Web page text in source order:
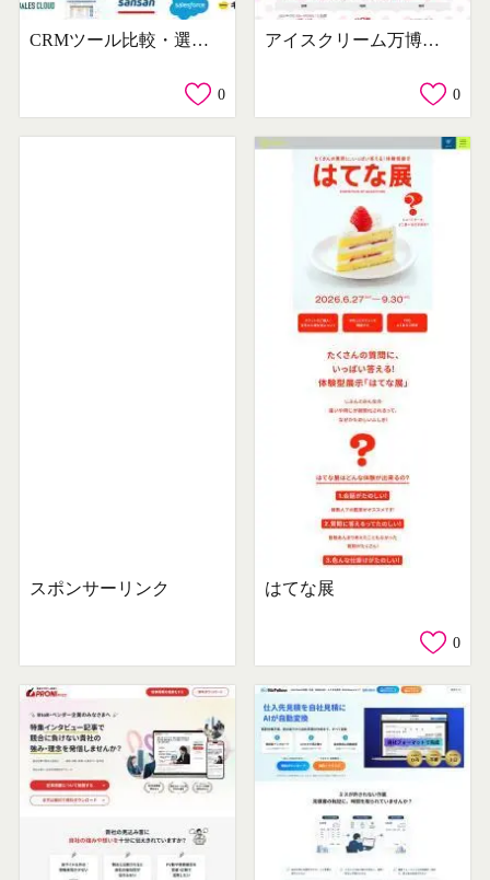
CRMツール比較・選定ガイドブック
0
アイスクリーム万博「あいぱく®」
0
スポンサーリンク はてな展
0